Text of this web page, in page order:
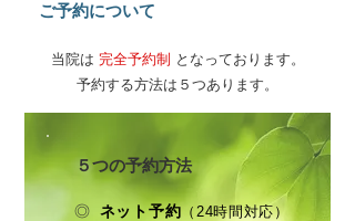
​ご予約について​
当院は 完全予約制 となっております。
​予約する方法は５つあります。
​​ ５つの予約方法
​ ◎ネット予約 （24時間対応）